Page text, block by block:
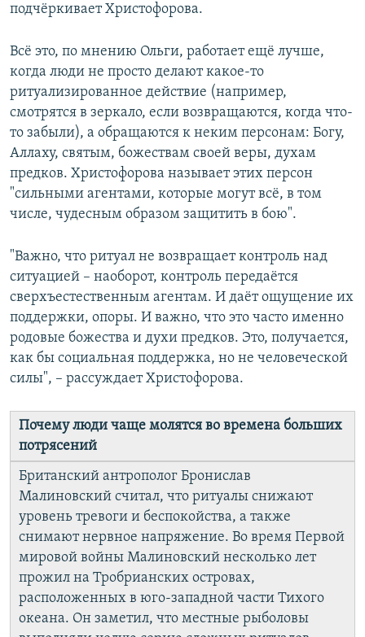
подчёркивает Христофорова.
Всё это, по мнению Ольги, работает ещё лучше,
когда люди не просто делают какое-то
ритуализированное действие (например,
смотрятся в зеркало, если возвращаются, когда что-
то забыли), а обращаются к неким персонам: Богу,
Аллаху, святым, божествам своей веры, духам
предков. Христофорова называет этих персон
"сильными агентами, которые могут всё, в том
числе, чудесным образом защитить в бою".
"Важно, что ритуал не возвращает контроль над
ситуацией – наоборот, контроль передаётся
сверхъестественным агентам. И даёт ощущение их
поддержки, опоры. И важно, что это часто именно
родовые божества и духи предков. Это, получается,
как бы социальная поддержка, но не человеческой
силы", – рассуждает Христофорова.
Почему люди чаще молятся во времена больших
потрясений
Британский антрополог Бронислав
Малиновский считал, что ритуалы снижают
уровень тревоги и беспокойства, а также
снимают нервное напряжение. Во время Первой
мировой войны Малиновский несколько лет
прожил на Тробрианских островах,
расположенных в юго-западной части Тихого
океана. Он заметил, что местные рыболовы